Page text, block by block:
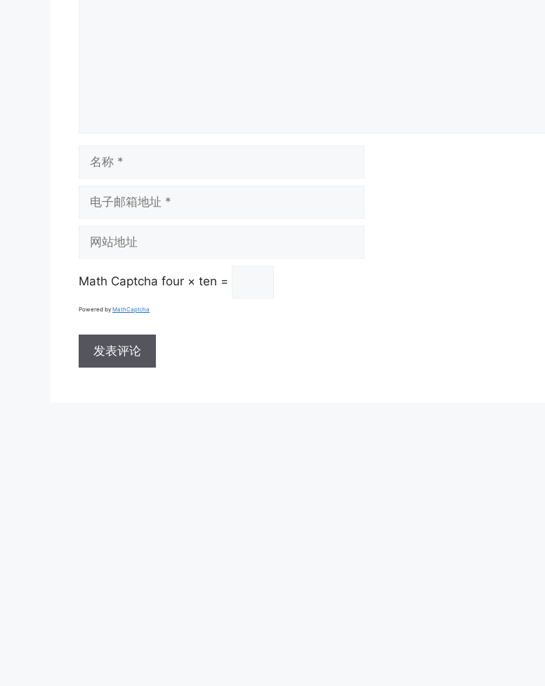
址
址
Math Captcha four × ten =
Powered by MathCaptcha